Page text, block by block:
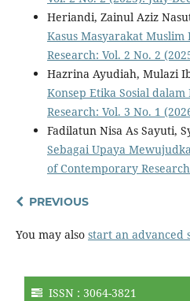
Heriandi, Zainul Aziz
Kasus Masyarakat
Research: Vol. 2 No. 2
Hazrina Ayudiah, Mulazi
Konsep Etika Sosial
Research: Vol. 3 No. 1
Fadilatun Nisa As Sayuti,
Sebagai Upaya
of Contemporary
PREVIOUS
You may also start an advanced
ISSN : 3064-3821